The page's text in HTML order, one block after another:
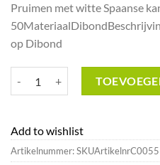
was:
€90.21.
is:
Pruimen met witte Spaanse
op Dibond
Add to wishlist
Artikelnummer:SKUArtikelnrC0055